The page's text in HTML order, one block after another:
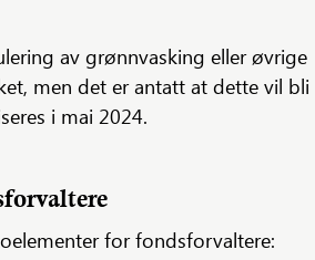
av grønnvasking eller øvrige
men det er antatt at dette vil bli
i mai 2024.
for fondsforvaltere: